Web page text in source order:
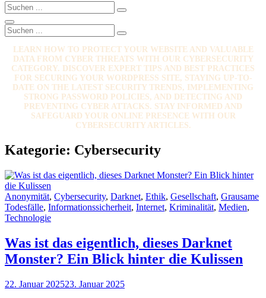
Search
for:
Search
Search
Search
for:
Search
LEARN HOW TO PROTECT YOUR WEBSITE AND VALUABLE
DATA FROM CYBER THREATS WITH OUR CYBERSECURITY
CATEGORY. DISCOVER EXPERT TIPS AND BEST PRACTICES
FOR SECURING YOUR WORDPRESS SITE, STAYING UP-TO-
DATE ON THE LATEST SECURITY TRENDS, IMPLEMENTING
STRONG PASSWORD POLICIES, AND DETECTING AND
PREVENTING CYBER ATTACKS. STAY INFORMED AND
SAFEGUARD YOUR ONLINE PRESENCE WITH OUR
CYBERSECURITY ARTICLES.
Kategorie: Cybersecurity
Cat
Links
Anonymität, Cybersecurity, Darknet, Ethik, Gesellschaft, Grausame
Todesfälle, Informationssicherheit, Internet, Kriminalität, Medien,
Technologie
Was ist das eigentlich, dieses Darknet
Monster? Ein Blick hinter die Kulissen
Posted
22. Januar 202523. Januar 2025